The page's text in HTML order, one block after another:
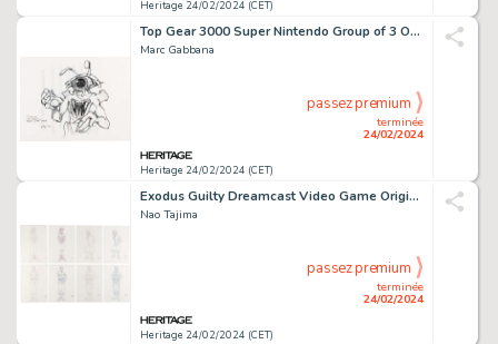
Heritage 24/02/2024 (CET)
Top Gear 3000 Super Nintendo Group of 3 Original Preliminary Box Art (Kemco, 1995).
Marc Gabbana
Heritage 24/02/2024 (CET)
terminée
24/02/2024
passez premium
Exodus Guilty Dreamcast Video Game Original Art Group of 12 Character Designs (Abel, 2001).
Nao Tajima
Heritage 24/02/2024 (CET)
terminée
24/02/2024
passez premium